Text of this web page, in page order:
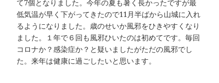
て7個となりました。今年の夏も暑く長かったですが最
低気温が早く下がってきたので11月半ばから山城に入れ
るようになりました。歳のせいか風邪をひきやすくなり
ました。１年で６回も風邪ひいたのは初めてです。毎回
コロナか？感染症か？と疑いましたがただの風邪でし
た。来年は健康に過ごしたいと思います。